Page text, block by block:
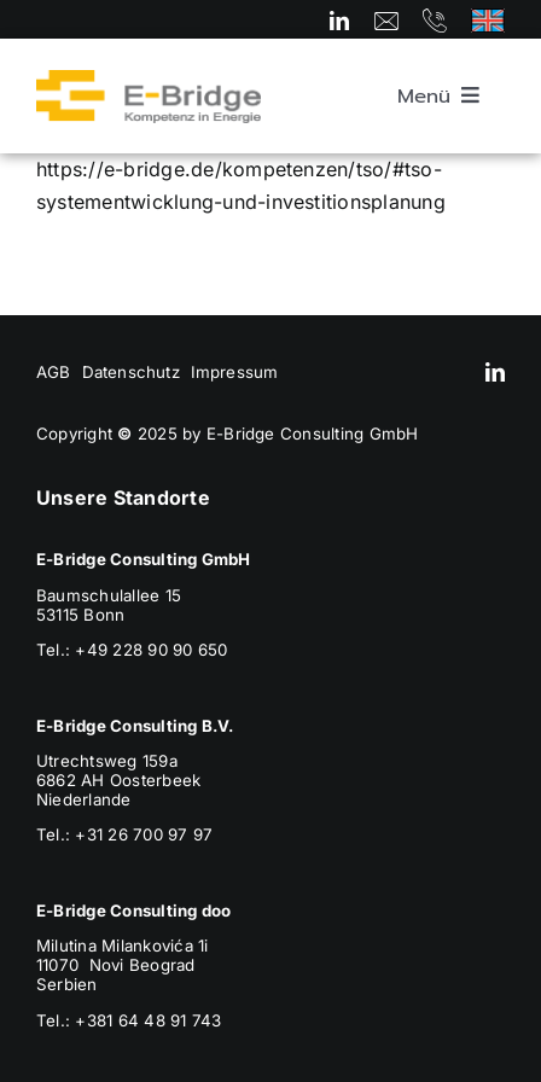
springen
Menü
Startseite
Kompetenzbereiche
https://e-bridge.de/kompetenzen/tso/#tso-
systementwicklung-und-investitionsplanung
AGB Datenschutz Impressum
Copyright © 2025 by E-Bridge Consulting GmbH
Unsere Standorte
E-Bridge Consulting GmbH
Baumschulallee 15
53115 Bonn
Tel.: +49 228 90 90 650
E-Bridge Consulting B.V.
Utrechtsweg 159a
6862 AH Oosterbeek
Niederlande
Tel.: +31 26 700 97 97
E-Bridge Consulting doo
Milutina Milankovića 1i
11070 Novi Beograd
Serbien
Tel.: +381 64 48 91 743